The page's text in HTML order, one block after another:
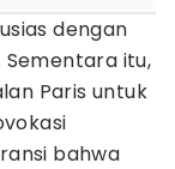
dengan
itu,
Paris untuk
bahwa